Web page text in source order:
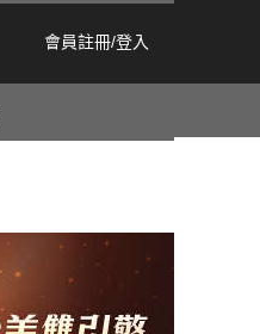
會員註冊/登入